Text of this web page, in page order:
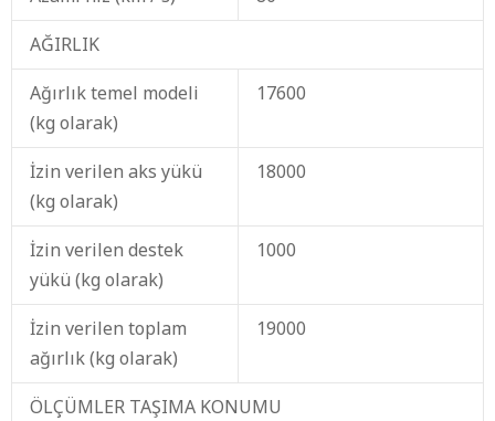
AĞIRLIK
Ağırlık temel modeli
(kg olarak)
17600
İzin verilen aks yükü
(kg olarak)
18000
İzin verilen destek
yükü (kg olarak)
1000
İzin verilen toplam
ağırlık (kg olarak)
19000
ÖLÇÜMLER TAŞIMA KONUMU